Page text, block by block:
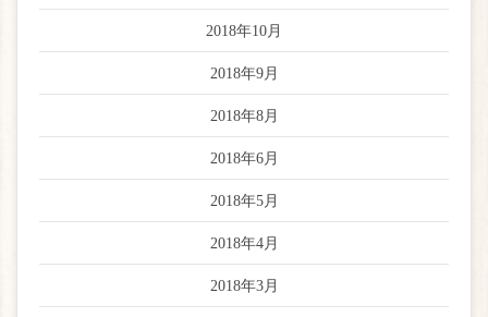
2018年10月
2018年9月
2018年8月
2018年6月
2018年5月
2018年4月
2018年3月